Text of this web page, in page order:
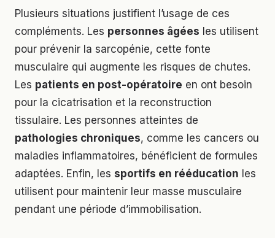
Plusieurs situations justifient l’usage de ces
compléments. Les personnes âgées les utilisent
pour prévenir la sarcopénie, cette fonte
musculaire qui augmente les risques de chutes.
Les patients en post-opératoire en ont besoin
pour la cicatrisation et la reconstruction
tissulaire. Les personnes atteintes de
pathologies chroniques, comme les cancers ou
maladies inflammatoires, bénéficient de formules
adaptées. Enfin, les sportifs en rééducation les
utilisent pour maintenir leur masse musculaire
pendant une période d’immobilisation.